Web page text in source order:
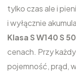
tylko czas ale i
i wyłącznie
Klasa S W140 S
cenach. Przy
pojemność, prąd,